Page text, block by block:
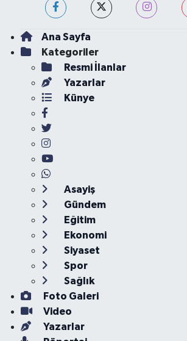
Ana Sayfa
Kategoriler
Resmi İlanlar
Yazarlar
Künye
Asayiş
Gündem
Eğitim
Ekonomi
Siyaset
Spor
Sağlık
Foto Galeri
Video
Yazarlar